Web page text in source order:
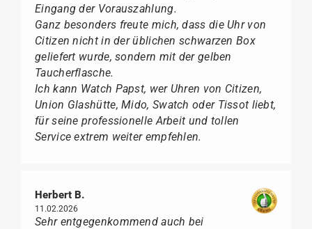
Eingang der Vorauszahlung.
Ganz besonders freute mich, dass die Uhr von
Citizen nicht in der üblichen schwarzen Box
geliefert wurde, sondern mit der gelben
Taucherflasche.
Ich kann Watch Papst, wer Uhren von Citizen,
Union Glashütte, Mido, Swatch oder Tissot liebt,
für seine professionelle Arbeit und tollen
Service extrem weiter empfehlen.
Herbert B.
11.02.2026
Sehr entgegenkommend auch bei